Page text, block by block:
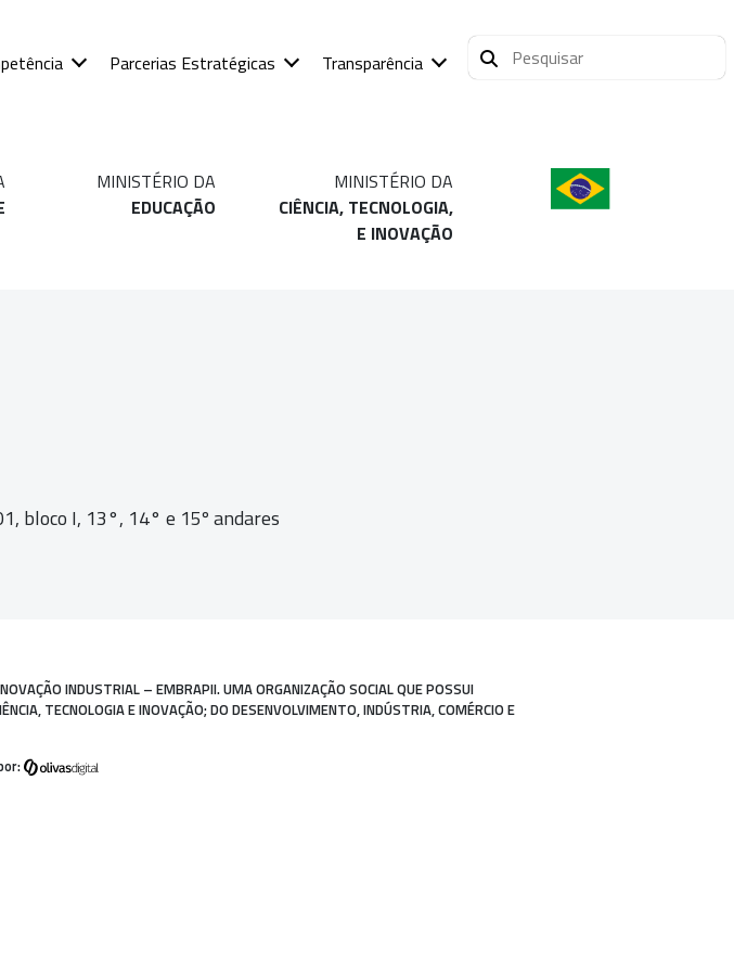
Parcerias Estratégicas Transparência
MINISTÉRIO DA
EDUCAÇÃO
MINISTÉRIO DA
CIÊNCIA, TECNOLOGIA,
E INOVAÇÃO
bloco I, 13°, 14° e 15º andares
INDUSTRIAL – EMBRAPII. UMA ORGANIZAÇÃO SOCIAL QUE POSSUI
TECNOLOGIA E INOVAÇÃO; DO DESENVOLVIMENTO, INDÚSTRIA, COMÉRCIO E